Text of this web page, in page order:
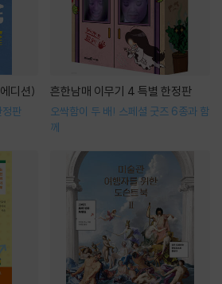
디션)
정판
흔한남매 이무기 4 특별 한정판
오싹함이 두 배! 스페셜 굿즈 6종과 함
께